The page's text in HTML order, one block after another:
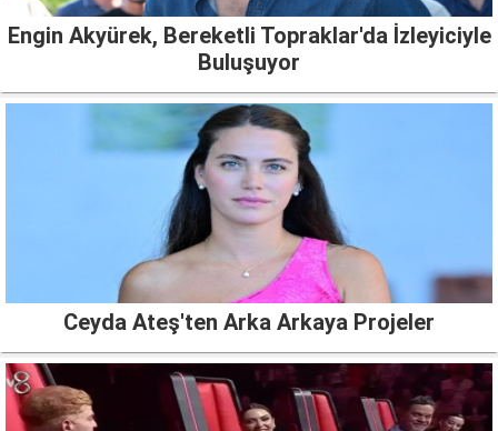
Engin Akyürek, Bereketli Topraklar'da İzleyiciyle
Buluşuyor
Ceyda Ateş'ten Arka Arkaya Projeler